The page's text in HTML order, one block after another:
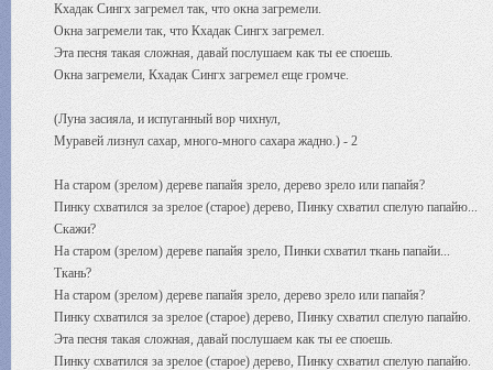
Кхадак Сингх загремел так, что окна загремели.
Окна загремели так, что Кхадак Сингх загремел.
Эта песня такая сложная, давай послушаем как ты ее споешь.
Окна загремели, Кхадак Сингх загремел еще громче.
(Луна засияла, и испуганный вор чихнул,
Муравей лизнул сахар, много-много сахара жадно.) - 2
На старом (зрелом) дереве папайя зрело, дерево зрело или папайя?
Пинку схватился за зрелое (старое) дерево, Пинку схватил спелую папайю...
Скажи?
На старом (зрелом) дереве папайя зрело, Пинки схватил ткань папайи...
Ткань?
На старом (зрелом) дереве папайя зрело, дерево зрело или папайя?
Пинку схватился за зрелое (старое) дерево, Пинку схватил спелую папайю.
Эта песня такая сложная, давай послушаем как ты ее споешь.
Пинку схватился за зрелое (старое) дерево, Пинку схватил спелую папайю.